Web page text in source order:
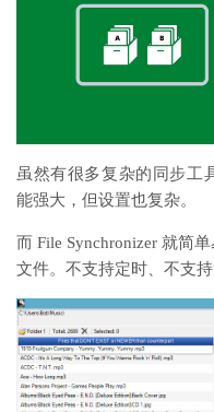
虽然有很多复杂的同步工
能强大，但设置也复杂。
而 File Synchronizer 就简
文件。不支持定时、不支